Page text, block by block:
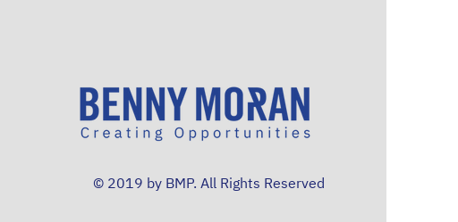
© 2019 by BMP. All Rights Reserved